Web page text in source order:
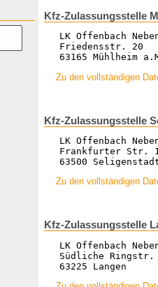
Kfz-Zulassungsstelle
LK Offenbach
Friedensstr. 20
63165 Mühlheim
Zu den vollständigen
Kfz-Zulassungsstelle
LK Offenbach
Frankfurter Str.
63500
Zu den vollständigen
Kfz-Zulassungsstelle
LK Offenbach
Südliche Ringstr.
63225 Langen